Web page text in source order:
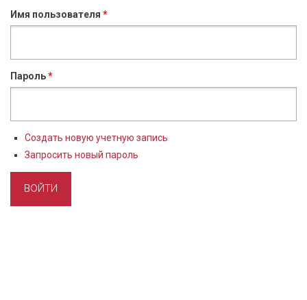
Имя пользователя *
Пароль*
Создать новую учетную запись
Запросить новый пароль